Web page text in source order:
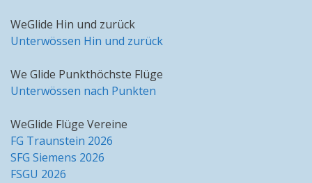
WeGlide Hin und zurück
Unterwössen Hin und zurück
We Glide Punkthöchste Flüge
Unterwössen nach Punkten
WeGlide Flüge Vereine
FG Traunstein 2026
SFG Siemens 2026
FSGU 2026